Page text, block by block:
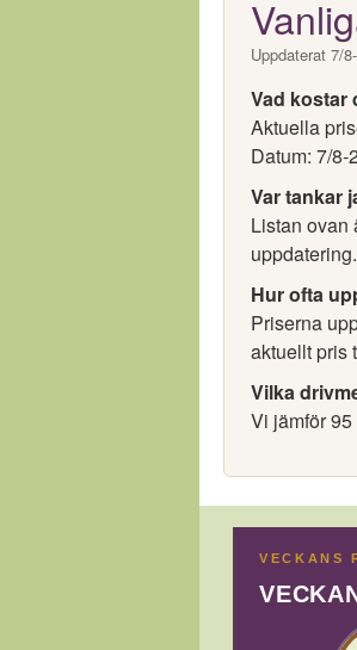
Uppdaterat 7/
Vad kostar
Aktuella
Datum: 7/8-
Var tankar
Listan ovan
uppdatering.
Hur ofta
Priserna
aktuellt pris
Vilka
Vi jämför
VECKANS